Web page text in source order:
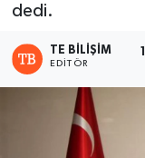
dedi.
TE BILIŞIM
EDITÖR